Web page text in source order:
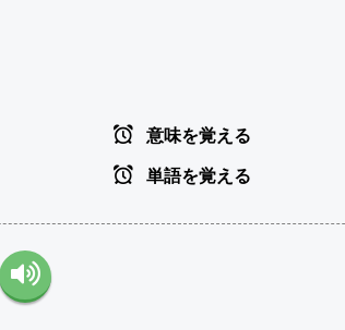
意味を覚える
単語を覚える